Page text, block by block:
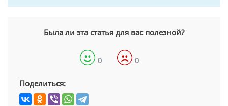
Была ли эта статья для вас полезной?
0 0
Поделиться: